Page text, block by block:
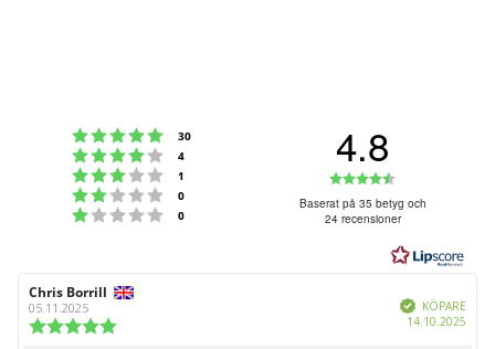
Betyg: 5 utav 5 stjärnor
30
Betyg: 4 utav 5 stjärnor
4
Betyg: 3 utav 5 stjärnor
1
Betyg: 2 utav 5 stjärnor
0
Betyg: 1 utav 5 stjärnor
0
4.8
4.8
utav
5
Baserat på 35 betyg och
24 recensioner
Recensionsförfattare:
Chris Borrill
05.11.2025 Bekräftad
KÖPARE
14.10.2025